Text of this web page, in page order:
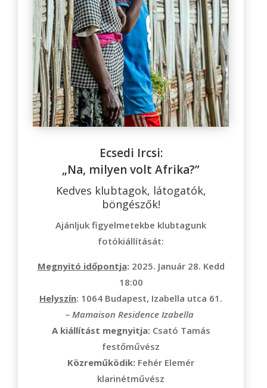
Ecsedi Ircsi:
„Na, milyen volt Afrika?”
Kedves klubtagok, látogatók,
böngészők!
Ajánljuk figyelmetekbe klubtagunk
fotókiállítását:
Megnyitó időpontja:2025. Január 28. Kedd
18:00
Helyszín: 1064 Budapest, Izabella utca 61.
– Mamaison Residence Izabella
A kiállítást megnyitja:Csató Tamás
festőművész
Közreműködik: Fehér Elemér
klarinétművész